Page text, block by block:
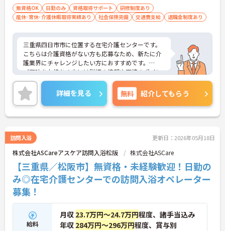
無資格OK 日勤のみ 資格取得サポート
研修制度あり
産休･育休･介護休暇取得実績あり
社会保険完備 交通費支給 退職金制度あり
三重県四日市市に位置する在宅介護センターです。
こちらは介護資格がない方も応募なため、新たに介
護業界にチャレンジしたい方におすすめです。
ご興味をお持ちの方には詳細の情報や面接のポイン
トをお伝えしますのでお気軽にお問い合わせくださ
いませ。
詳細を見る 無料 紹介してもらう
訪問入浴 更新日：2026年05月18日
株式会社ASCareアスケア訪問入浴松阪 株式会社ASCare
【三重県／松阪市】無資格・未経験歓迎！日勤の
み◎在宅介護センターでの訪問入浴オペレーター
募集！
給料
月収 23.7万円～24.7万円程度、諸手当込み
年収 284万円～296万円程度、賞与別